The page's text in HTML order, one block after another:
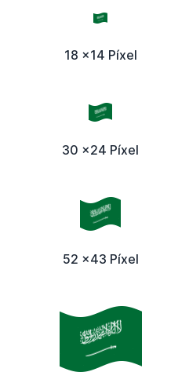
18 x14 Píxel
30 x24 Píxel
52 x43 Píxel